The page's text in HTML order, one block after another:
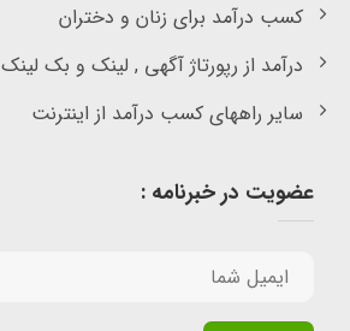
کسب درآمد برای زنان و دختران
درآمد از رپورتاژ آگهی , لینک و بک لینک
سایر راههای کسب درآمد از اینترنت
عضویت در خبرنامه :